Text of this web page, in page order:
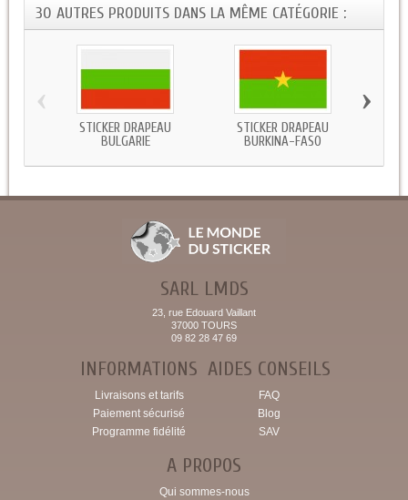
30 AUTRES PRODUITS DANS LA MÊME CATÉGORIE :
STICKER DRAPEAU
BULGARIE
STICKER DRAPEAU
BURKINA-FASO
‹ ›
SARL LMDS
23, rue Edouard Vaillant
37000 TOURS
09 82 28 47 69
INFORMATIONS
Livraisons et tarifs
Paiement sécurisé
Programme fidélité
AIDES CONSEILS
FAQ
Blog
SAV
A PROPOS
Qui sommes-nous